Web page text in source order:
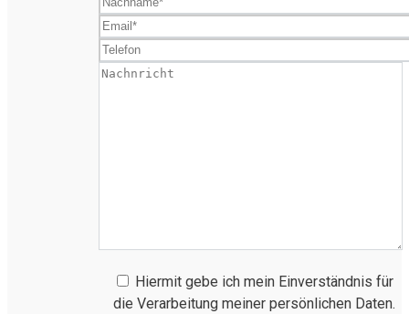
Hiermit gebe ich mein Einverständnis für
die Verarbeitung meiner persönlichen Daten.